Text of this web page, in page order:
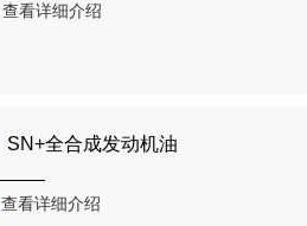
查看详细介绍
SN+全合成发动机油
查看详细介绍